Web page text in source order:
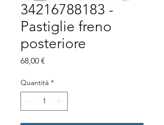
34216788183 -
Pastiglie freno
posteriore
68,00 €
Quantità *